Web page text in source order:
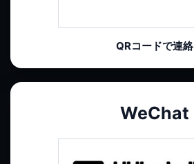
QRコードで連絡
WeChat